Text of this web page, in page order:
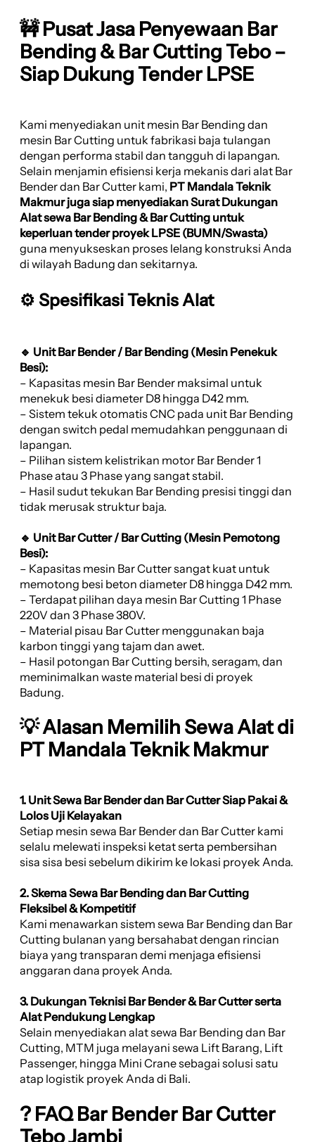
🚧 Pusat Jasa Penyewaan Bar
Bending & Bar Cutting Tebo –
Siap Dukung Tender LPSE
Kami menyediakan unit mesin Bar Bending dan
mesin Bar Cutting untuk fabrikasi baja tulangan
dengan performa stabil dan tangguh di lapangan.
Selain menjamin efisiensi kerja mekanis dari alat Bar
Bender dan Bar Cutter kami, PT Mandala Teknik
Makmur juga siap menyediakan Surat Dukungan
Alat sewa Bar Bending & Bar Cutting untuk
keperluan tender proyek LPSE (BUMN/Swasta)
guna menyukseskan proses lelang konstruksi Anda
di wilayah Badung dan sekitarnya.
⚙️ Spesifikasi Teknis Alat
🔹 Unit Bar Bender / Bar Bending (Mesin Penekuk
Besi):
– Kapasitas mesin Bar Bender maksimal untuk
menekuk besi diameter D8 hingga D42 mm.
– Sistem tekuk otomatis CNC pada unit Bar Bending
dengan switch pedal memudahkan penggunaan di
lapangan.
– Pilihan sistem kelistrikan motor Bar Bender 1
Phase atau 3 Phase yang sangat stabil.
– Hasil sudut tekukan Bar Bending presisi tinggi dan
tidak merusak struktur baja.
🔹 Unit Bar Cutter / Bar Cutting (Mesin Pemotong
Besi):
– Kapasitas mesin Bar Cutter sangat kuat untuk
memotong besi beton diameter D8 hingga D42 mm.
– Terdapat pilihan daya mesin Bar Cutting 1 Phase
220V dan 3 Phase 380V.
– Material pisau Bar Cutter menggunakan baja
karbon tinggi yang tajam dan awet.
– Hasil potongan Bar Cutting bersih, seragam, dan
meminimalkan waste material besi di proyek
Badung.
💡 Alasan Memilih Sewa Alat di
PT Mandala Teknik Makmur
1. Unit Sewa Bar Bender dan Bar Cutter Siap Pakai &
Lolos Uji Kelayakan
Setiap mesin sewa Bar Bender dan Bar Cutter kami
selalu melewati inspeksi ketat serta pembersihan
sisa sisa besi sebelum dikirim ke lokasi proyek Anda.
2. Skema Sewa Bar Bending dan Bar Cutting
Fleksibel & Kompetitif
Kami menawarkan sistem sewa Bar Bending dan Bar
Cutting bulanan yang bersahabat dengan rincian
biaya yang transparan demi menjaga efisiensi
anggaran dana proyek Anda.
3. Dukungan Teknisi Bar Bender & Bar Cutter serta
Alat Pendukung Lengkap
Selain menyediakan alat sewa Bar Bending dan Bar
Cutting, MTM juga melayani sewa Lift Barang, Lift
Passenger, hingga Mini Crane sebagai solusi satu
atap logistik proyek Anda di Bali.
? FAQ Bar Bender Bar Cutter
Tebo Jambi